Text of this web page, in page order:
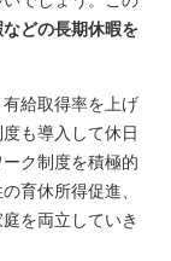
どの長期休暇を
給取得率を上げ
も導入して休日
ク制度を積極的
育休所得促進、
を両立していき